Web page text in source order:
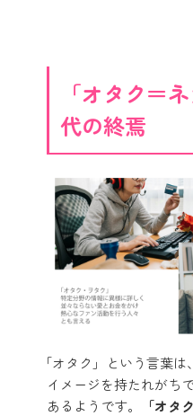
「オタク＝
代の終焉
「オタク」という言葉
イメージを持たれがち
あるようです。
「オタ